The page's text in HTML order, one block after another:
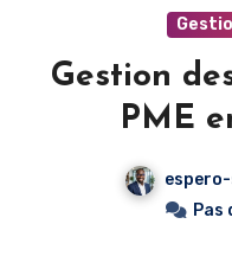
Gestion
PME
Pas